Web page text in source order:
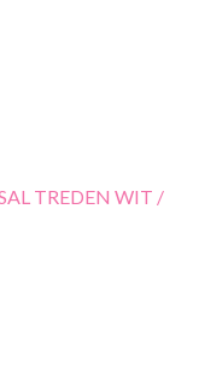
TREDEN WIT /